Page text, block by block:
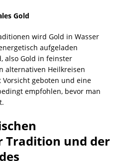
Gold
wird Gold in Wasser
aufgeladen
also Gold in feinster
alternativen Heilkreisen
geboten und eine
empfohlen, bevor man
Tradition und der